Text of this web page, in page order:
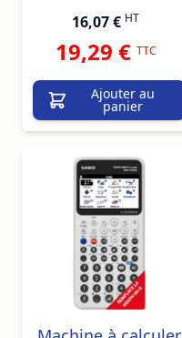
16,07 € HT
19,29 € TTC
Ajouter au
panier